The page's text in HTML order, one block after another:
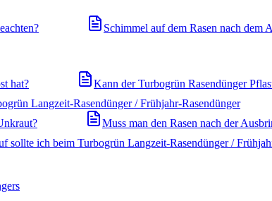
Schimmel auf dem Rasen nach dem
hat?
Kann der Turbogrün Rasendünger
Langzeit-Rasendünger / Frühjahr-Rasendünger
Muss man den Rasen nach der
sollte ich beim Turbogrün Langzeit-Rasendünger /